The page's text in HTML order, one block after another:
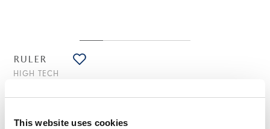
This website uses cookies
RULER
HIGH TECH